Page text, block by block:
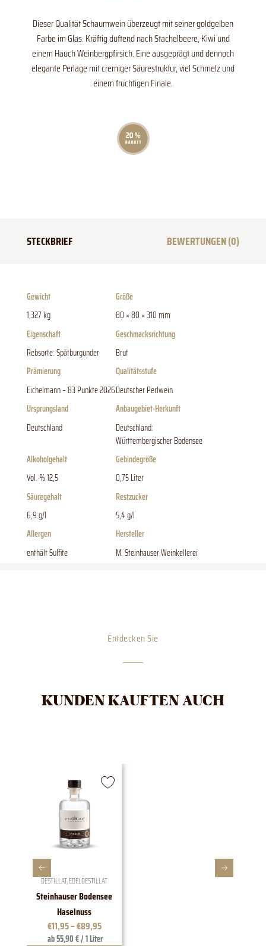
Dieser Qualität Schaumwein überzeugt mit seiner goldgelben
Farbe im Glas. Kräftig duftend nach Stachelbeere, Kiwi und
einem Hauch Weinbergpfirsich. Eine ausgeprägt und dennoch
elegante Perlage mit cremiger Säurestruktur, viel Schmelz und
einem fruchtigen Finale.
STECKBRIEF BEWERTUNGEN (0)
Gewicht
1,327 kg
Größe
80 × 80 × 310 mm
Eigenschaft
Rebsorte: Spätburgunder
Geschmacksrichtung
Brut
Prämierung
Eichelmann – 83 Punkte 2026
Qualitätsstufe
Deutscher Perlwein
Ursprungsland
Deutschland
Anbaugebiet-Herkunft
Deutschland:
Württembergischer Bodensee
Alkoholgehalt
Vol.-% 12,5
Gebindegröße
0,75 Liter
Säuregehalt
6,9 g/l
Restzucker
5,4 g/l
Allergen
enthält Sulfite
Hersteller
M. Steinhauser Weinkellerei
Entdecken Sie
KUNDEN KAUFTEN AUCH
DESTILLAT,EDELDESTILLAT
Steinhauser Bodensee
Haselnuss
€11,95–€89,95
ab 55,90 € / 1 Liter